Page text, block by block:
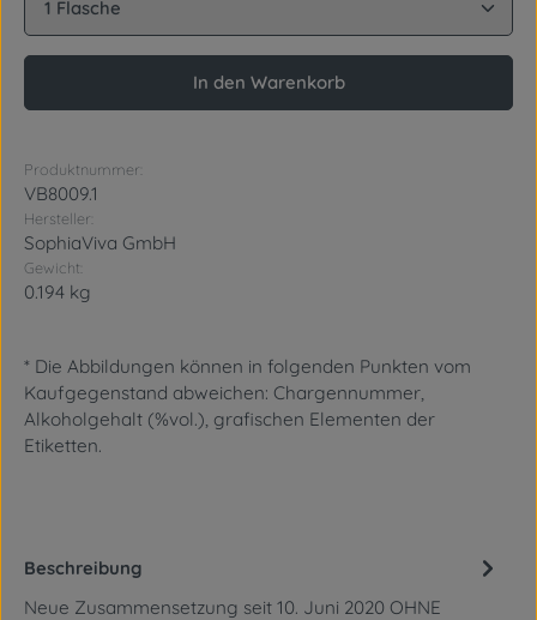
In den Warenkorb
Produktnummer:
VB8009.1
Hersteller:
SophiaViva GmbH
Gewicht:
0.194 kg
* Die Abbildungen können in folgenden Punkten vom
Kaufgegenstand abweichen: Chargennummer,
Alkoholgehalt (%vol.), grafischen Elementen der
Etiketten.
Beschreibung
Neue Zusammensetzung seit 10. Juni 2020 OHNE